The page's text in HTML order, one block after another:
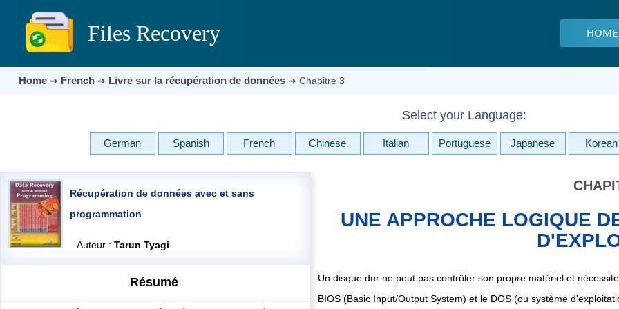
Files Recovery HOME
Home➔ French ➔ Livre sur la récupération de données➔ Chapitre 3
Select your Language:
German Spanish French Chinese Italian Portuguese Japanese Korean
Récupération de données avec et sans
programmation
Auteur : Tarun Tyagi
Résumé
UNE APPROCHE LOGIQUE
Un disque dur ne peut pas contrôler son propre matériel et
BIOS (Basic Input/Output System) et le DOS (ou système